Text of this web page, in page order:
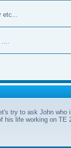
try to ask John who
his life working on TE